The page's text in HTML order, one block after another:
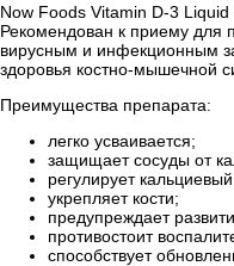
Now Foods Vitamin D-3
Рекомендован к приему для
вирусным и инфекционным
здоровья костно-мышечной
Преимущества препарата:
легко усваивается;
защищает сосуды от
регулирует
укрепляет кости;
предупреждает
противостоит
способствует